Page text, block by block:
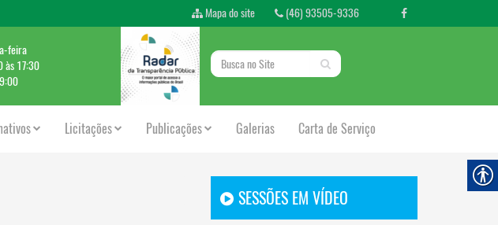
Mapa do site (46) 93505-9336
feira
às 17:30
Licitações Publicações Galerias Carta de Serviço
SESSÕES EM VÍDEO